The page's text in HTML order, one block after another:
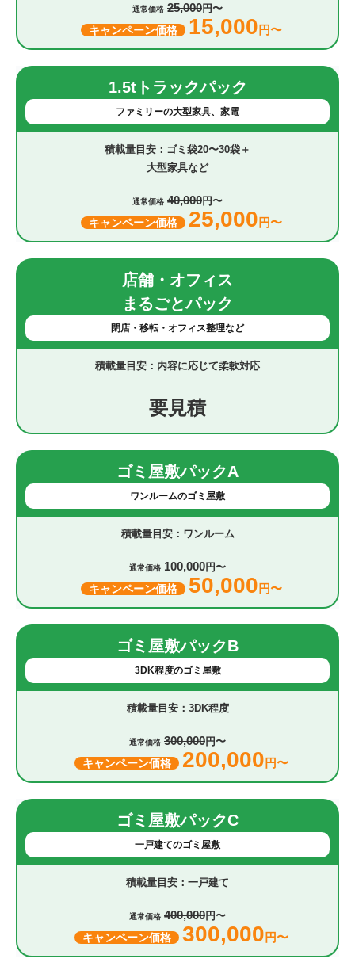
通常価格 25,000円〜
キャンペーン価格 15,000 円〜
1.5tトラックパック
ファミリーの大型家具、家電
ゴミ袋20〜30袋＋
大型家具など
通常価格 40,000円〜
キャンペーン価格 25,000 円〜
店舗・オフィス
まるごとパック
閉店・移転・オフィス整理など
内容に応じて柔軟対応
要見積
ゴミ屋敷パックA
ワンルームのゴミ屋敷
ワンルーム
通常価格 100,000円〜
キャンペーン価格 50,000 円〜
ゴミ屋敷パックB
3DK程度のゴミ屋敷
3DK程度
通常価格 300,000円〜
キャンペーン価格 200,000 円〜
ゴミ屋敷パックC
一戸建てのゴミ屋敷
一戸建て
通常価格 400,000円〜
キャンペーン価格 300,000 円〜